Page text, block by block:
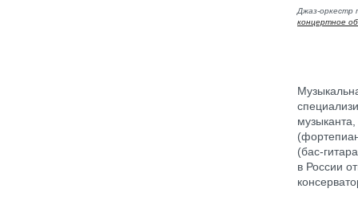
Джаз-оркестр
концертное
(бас-
в России